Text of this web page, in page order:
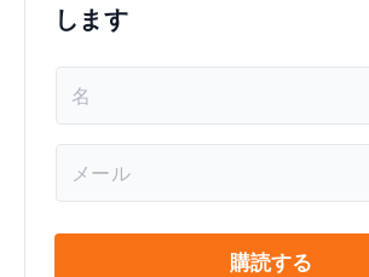
します
*
ル
購読する